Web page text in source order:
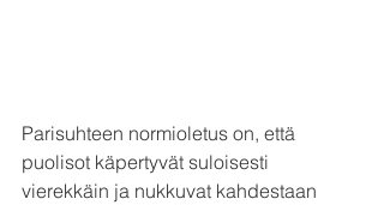
Parisuhteen normioletus on, että
puolisot käpertyvät suloisesti
vierekkäin ja nukkuvat kahdestaan